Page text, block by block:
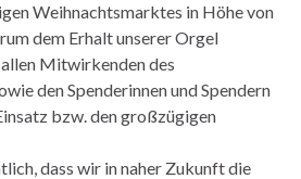
Weihnachtsmarktes in Höhe von
dem Erhalt unserer Orgel
Mitwirkenden des
den Spenderinnen und Spendern
bzw. den großzügigen
dass wir in naher Zukunft die